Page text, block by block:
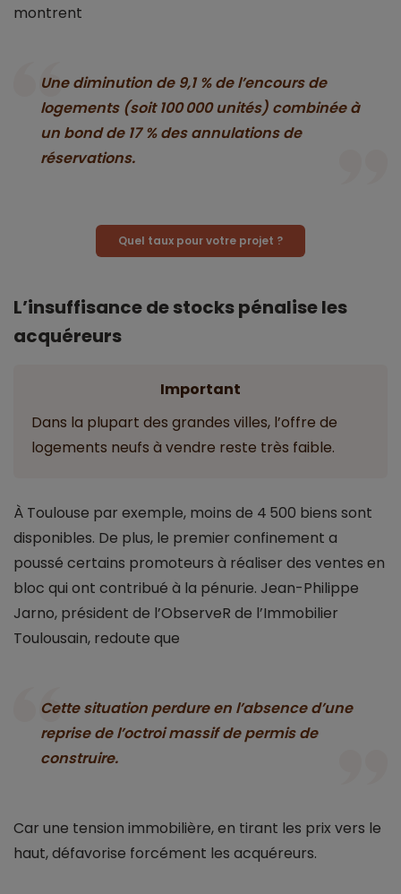
montrent
Une diminution de 9,1 % de l’encours de
logements (soit 100 000 unités) combinée à
un bond de 17 % des annulations de
réservations.
Quel taux pour votre projet ?
L’insuffisance de stocks pénalise les
acquéreurs
Important
Dans la plupart des grandes villes, l’offre de
logements neufs à vendre reste très faible.
À Toulouse par exemple, moins de 4 500 biens sont
disponibles. De plus, le premier confinement a
poussé certains promoteurs à réaliser des ventes en
bloc qui ont contribué à la pénurie. Jean-Philippe
Jarno, président de l’ObserveR de l’Immobilier
Toulousain, redoute que
Cette situation perdure en l’absence d’une
reprise de l’octroi massif de permis de
construire.
Car une tension immobilière, en tirant les prix vers le
haut, défavorise forcément les acquéreurs.